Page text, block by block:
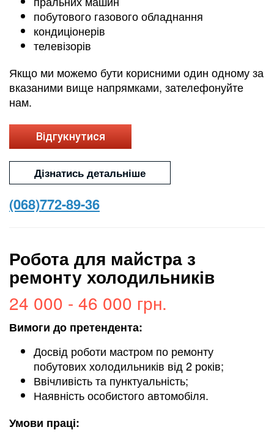
побутового газового обладнання
кондиціонерів
телевізорів
Якщо ми можемо бути корисними один одному за
вказаними вище напрямками, зателефонуйте
нам.
Відгукнутися
Дізнатись детальніше
(068)772-89-36
Робота для майстра з
ремонту холодильників
24 000 - 46 000 грн.
Вимоги до претендента:
Досвід роботи мастром по ремонту
побутових холодильників від 2 років;
Ввічливість та пунктуальність;
Наявність особистого автомобіля.
Умови праці: